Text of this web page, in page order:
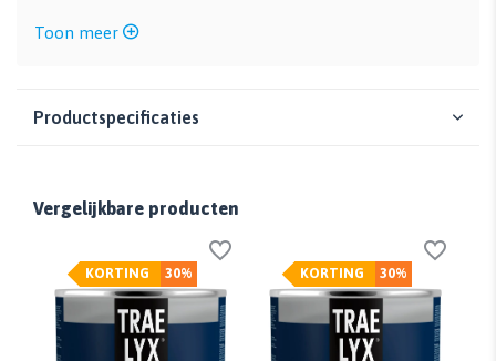
Toon meer
Productspecificaties
Vergelijkbare producten
30%
KORTING 30%
KORTING